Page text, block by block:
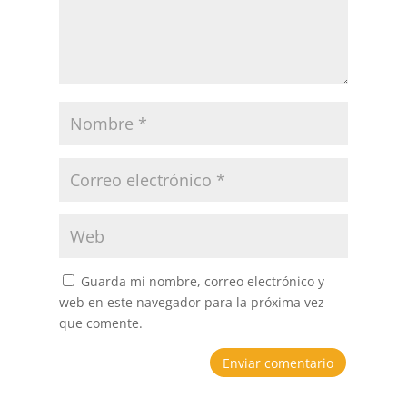
Guarda mi nombre, correo electrónico y
web en este navegador para la próxima vez
que comente.